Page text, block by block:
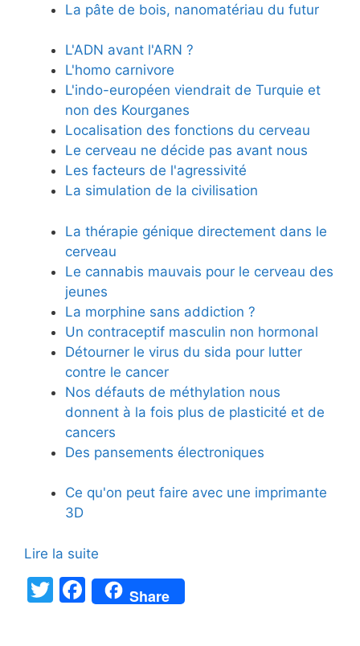
La pâte de bois, nanomatériau du futur
L'ADN avant l'ARN ?
L'homo carnivore
L'indo-européen viendrait de Turquie et
non des Kourganes
Localisation des fonctions du cerveau
Le cerveau ne décide pas avant nous
Les facteurs de l'agressivité
La simulation de la civilisation
La thérapie génique directement dans le
cerveau
Le cannabis mauvais pour le cerveau des
jeunes
La morphine sans addiction ?
Un contraceptif masculin non hormonal
Détourner le virus du sida pour lutter
contre le cancer
Nos défauts de méthylation nous
donnent à la fois plus de plasticité et de
cancers
Des pansements électroniques
Ce qu'on peut faire avec une imprimante
3D
Lire la suite
T
F
a
Share